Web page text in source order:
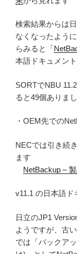
検索結果からは
なくなったよう
らみると「
本語ドキュメン
SORTでNBU
ると49個ありま
・OEM先での
NECでは引き続
ます
NetBackup –
v11.1 の日本語ド
日立のJP1
ようですが、古
では「バックア